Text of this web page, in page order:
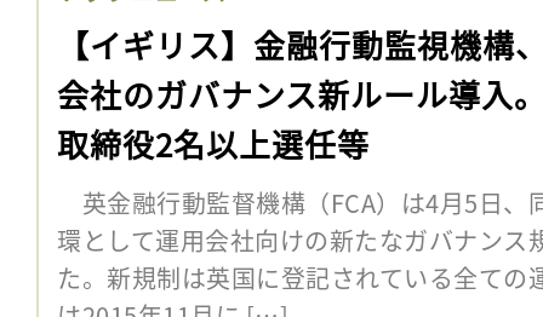
【イギリス】金融行動監視機構
会社のガバナンス新ルール導入
取締役2名以上選任等
英金融行動監督機構（FCA）は4月5日、
環として運用会社向けの新たなガバナンス
た。新規制は英国に登記されている全ての